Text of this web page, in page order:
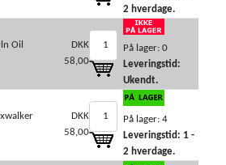
2 hverdage.
Oil
DKK
58,00
På lager: 0
Leveringstid:
Ukendt.
DKK
58,00
På lager: 4
Leveringstid: 1 -
2 hverdage.